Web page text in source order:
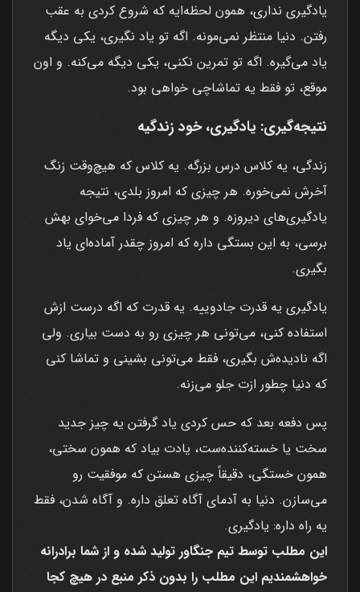
یادگیری نداری، همون لحظه‌ایه که شروع کردی به عقب
رفتن. دنیا منتظر نمی‌مونه. اگه تو یاد نگیری، یکی دیگه
یاد می‌گیره. اگه تو تمرین نکنی، یکی دیگه می‌کنه. و اون
موقع، تو فقط یه تماشاچی خواهی بود.
نتیجه‌گیری: یادگیری، خود زندگیه
زندگی، یه کلاس درس بزرگه. یه کلاس که هیچ‌وقت زنگ
آخرش نمی‌خوره. هر چیزی که امروز بلدی، نتیجه
یادگیری‌های دیروزه. و هر چیزی که فردا می‌خوای بهش
برسی، به این بستگی داره که امروز چقدر آماده‌ای یاد
بگیری.
یادگیری یه قدرت جادوییه. یه قدرت که اگه درست ازش
استفاده کنی، می‌تونی هر چیزی رو به دست بیاری. ولی
اگه نادیده‌ش بگیری، فقط می‌تونی بشینی و تماشا کنی
که دنیا چطور ازت جلو می‌زنه.
پس دفعه بعد که حس کردی یاد گرفتن یه چیز جدید
سخت یا خسته‌کننده‌ست، یادت بیاد که همون سختی،
همون خستگی، دقیقاً چیزی هستن که موفقیت رو
می‌سازن. دنیا به آدمای آگاه تعلق داره. و آگاه شدن، فقط
یه راه داره: یادگیری.
این مطلب توسط تیم جنگاور تولید شده و از شما برادرانه
خواهشمندیم این مطلب را بدون ذکر منبع در هیچ کجا